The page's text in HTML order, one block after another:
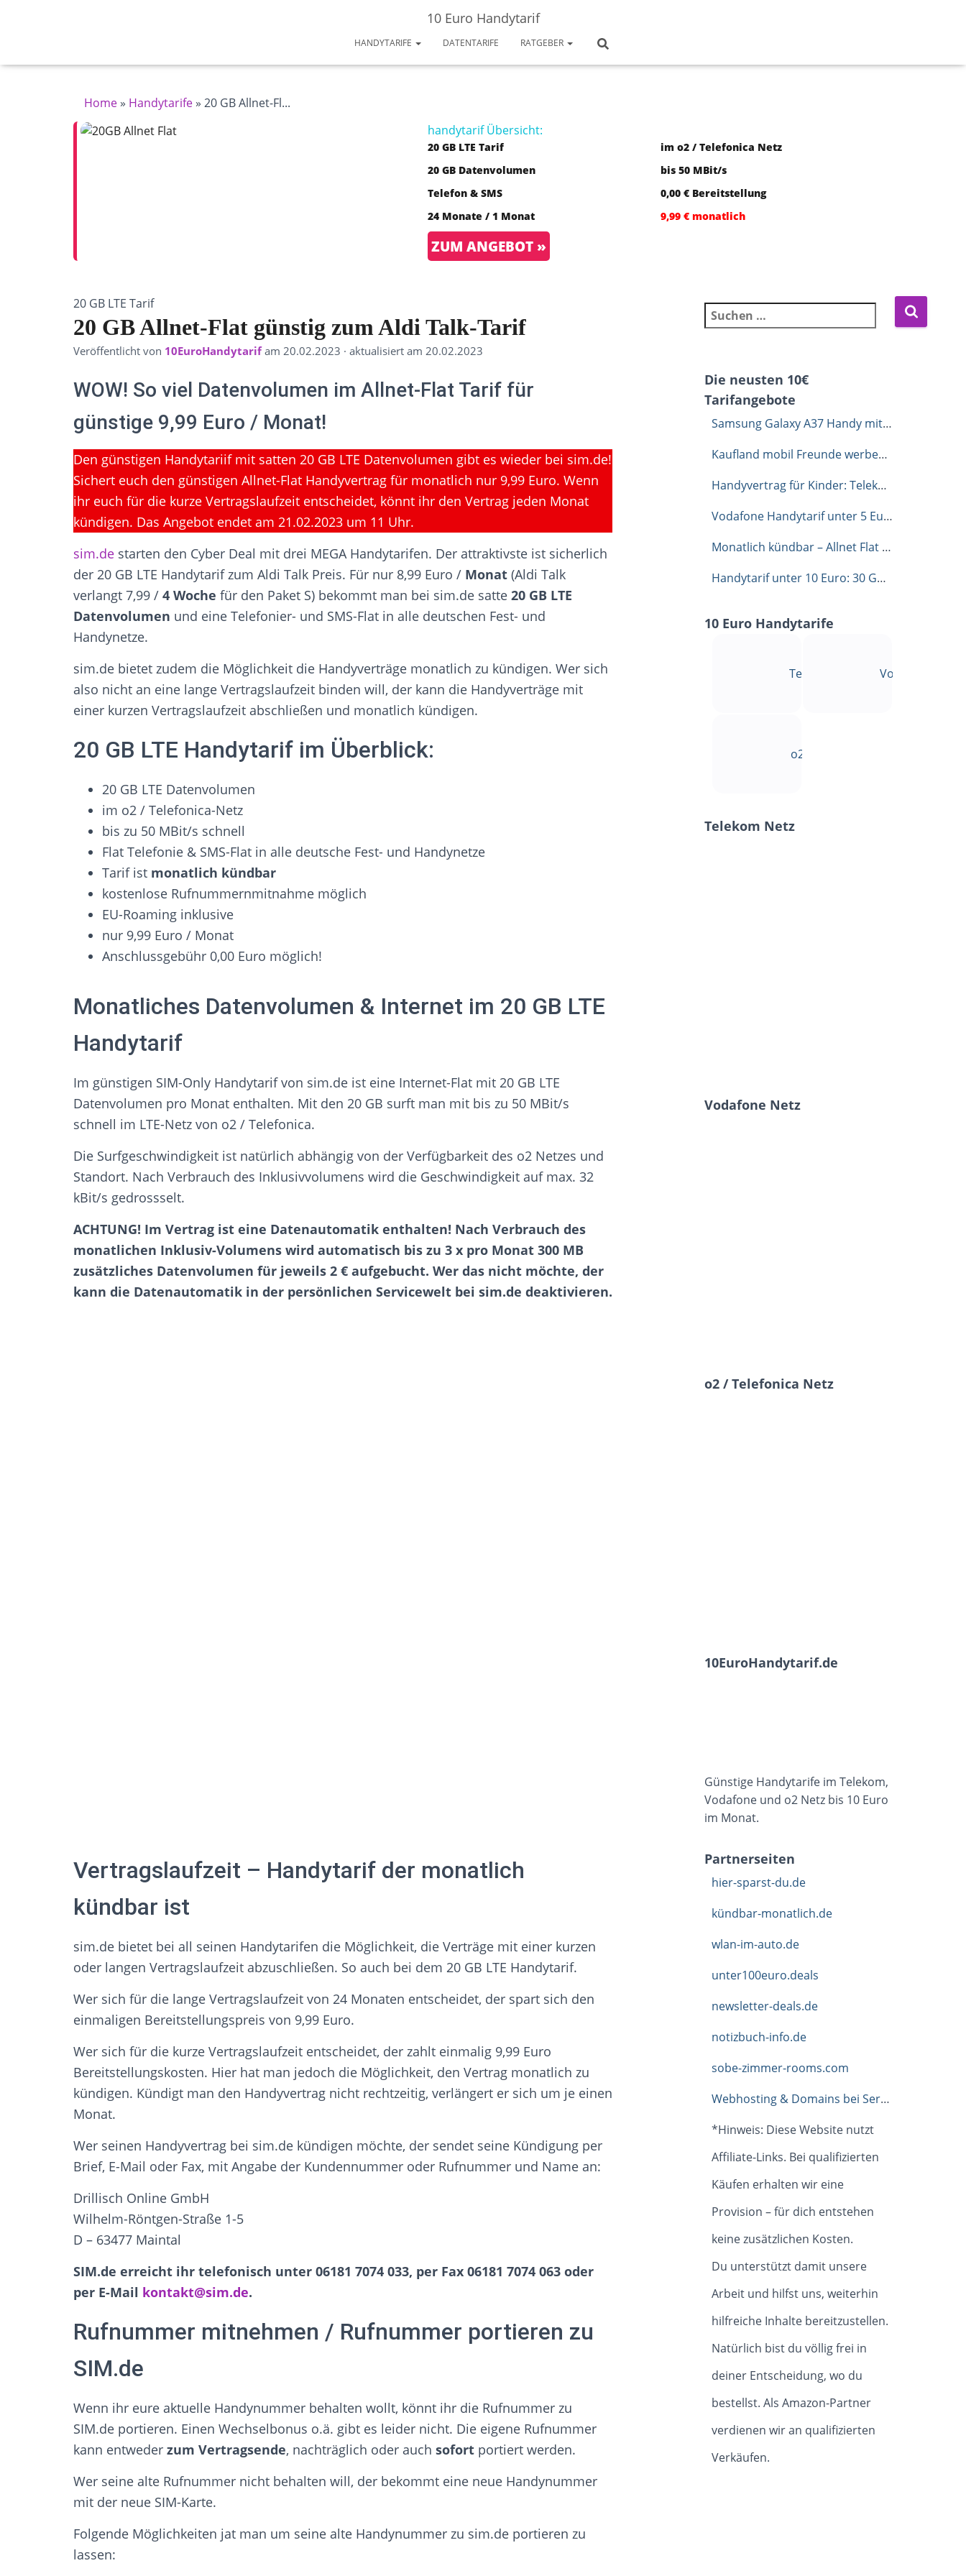
10 Euro Handytarif
HANDYTARIFE DATENTARIFE RATGEBER
Home » Handytarife » 20 GB Allnet-Fl...
handytarif Übersicht:
20 GB LTE Tarif
20 GB Datenvolumen
Telefon & SMS
24 Monate / 1 Monat
im o2 / Telefonica Netz
bis 50 MBit/s
0,00 € Bereitstellung
9,99 € monatlich
ZUM ANGEBOT »
20 GB LTE Tarif
20 GB Allnet-Flat günstig zum Aldi Talk-Tarif
Veröffentlicht von 10EuroHandytarifam 20.02.2023 · aktualisiert am 20.02.2023
WOW! So viel Datenvolumen im Allnet-Flat Tarif für
günstige 9,99 Euro / Monat!
Den günstigen Handytariif mit satten 20 GB LTE Datenvolumen gibt es wieder bei sim.de!
Sichert euch den günstigen Allnet-Flat Handyvertrag für monatlich nur 9,99 Euro. Wenn
ihr euch für die kurze Vertragslaufzeit entscheidet, könnt ihr den Vertrag jeden Monat
kündigen. Das Angebot endet am 21.02.2023 um 11 Uhr.
sim.de starten den Cyber Deal mit drei MEGA Handytarifen. Der attraktivste ist sicherlich
der 20 GB LTE Handytarif zum Aldi Talk Preis. Für nur 8,99 Euro / Monat (Aldi Talk
verlangt 7,99 / 4 Woche für den Paket S) bekommt man bei sim.de satte 20 GB LTE
Datenvolumen und eine Telefonier- und SMS-Flat in alle deutschen Fest- und
Handynetze.
sim.de bietet zudem die Möglichkeit die Handyverträge monatlich zu kündigen. Wer sich
also nicht an eine lange Vertragslaufzeit binden will, der kann die Handyverträge mit
einer kurzen Vertragslaufzeit abschließen und monatlich kündigen.
20 GB LTE Handytarif im Überblick:
20 GB LTE Datenvolumen
im o2 / Telefonica-Netz
bis zu 50 MBit/s schnell
Flat Telefonie & SMS-Flat in alle deutsche Fest- und Handynetze
Tarif ist monatlich kündbar
kostenlose Rufnummernmitnahme möglich
EU-Roaming inklusive
nur 9,99 Euro / Monat
Anschlussgebühr 0,00 Euro möglich!
Monatliches Datenvolumen & Internet im 20 GB LTE
Handytarif
Im günstigen SIM-Only Handytarif von sim.de ist eine Internet-Flat mit 20 GB LTE
Datenvolumen pro Monat enthalten. Mit den 20 GB surft man mit bis zu 50 MBit/s
schnell im LTE-Netz von o2 / Telefonica.
Die Surfgeschwindigkeit ist natürlich abhängig von der Verfügbarkeit des o2 Netzes und
Standort. Nach Verbrauch des Inklusivvolumens wird die Geschwindigkeit auf max. 32
kBit/s gedrossselt.
ACHTUNG! Im Vertrag ist eine Datenautomatik enthalten! Nach Verbrauch des
monatlichen Inklusiv-Volumens wird automatisch bis zu 3 x pro Monat 300 MB
zusätzliches Datenvolumen für jeweils 2 € aufgebucht. Wer das nicht möchte, der
kann die Datenautomatik in der persönlichen Servicewelt bei sim.de deaktivieren.
Vertragslaufzeit – Handytarif der monatlich
kündbar ist
sim.de bietet bei all seinen Handytarifen die Möglichkeit, die Verträge mit einer kurzen
oder langen Vertragslaufzeit abzuschließen. So auch bei dem 20 GB LTE Handytarif.
Wer sich für die lange Vertragslaufzeit von 24 Monaten entscheidet, der spart sich den
einmaligen Bereitstellungspreis von 9,99 Euro.
Wer sich für die kurze Vertragslaufzeit entscheidet, der zahlt einmalig 9,99 Euro
Bereitstellungskosten. Hier hat man jedoch die Möglichkeit, den Vertrag monatlich zu
kündigen. Kündigt man den Handyvertrag nicht rechtzeitig, verlängert er sich um je einen
Monat.
Wer seinen Handyvertrag bei sim.de kündigen möchte, der sendet seine Kündigung per
Brief, E-Mail oder Fax, mit Angabe der Kundennummer oder Rufnummer und Name an:
Drillisch Online GmbH
Wilhelm-Röntgen-Straße 1-5
D – 63477 Maintal
SIM.de erreicht ihr telefonisch unter 06181 7074 033, per Fax 06181 7074 063 oder
per E-Mail kontakt@sim.de.
Rufnummer mitnehmen / Rufnummer portieren zu
SIM.de
Wenn ihr eure aktuelle Handynummer behalten wollt, könnt ihr die Rufnummer zu
SIM.de portieren. Einen Wechselbonus o.ä. gibt es leider nicht. Die eigene Rufnummer
kann entweder zum Vertragsende, nachträglich oder auch sofort portiert werden.
Wer seine alte Rufnummer nicht behalten will, der bekommt eine neue Handynummer
mit der neue SIM-Karte.
Folgende Möglichkeiten jat man um seine alte Handynummer zu sim.de portieren zu
lassen:
Suchen nach:
Die neusten 10€
Tarifangebote
Samsung Galaxy A37 Handy mit Vertrag: 10 GB Allnet-Flat für 6,99 Euro im Monat
Kaufland mobil Freunde werben Freunde Code: Dauerhaft 1 GB extra sichern
Handyvertrag für Kinder: Telekom Handynetz unverbindlich testen mit congstar
Vodafone Handytarif unter 5 Euro Allnet-Flat mit 35 GB
Monatlich kündbar – Allnet Flat 40 GB im Vodafone-Netz für 9,99 €
Handytarif unter 10 Euro: 30 GB Allnet Flat im Telekom Netz für 9,99 €
10 Euro Handytarife
Telekom-Netz Vodafone-Netz
o2-Netz
Telekom Netz
Vodafone Netz
o2 / Telefonica Netz
10EuroHandytarif.de
Günstige Handytarife im Telekom,
Vodafone und o2 Netz bis 10 Euro
im Monat.
Partnerseiten
hier-sparst-du.de
kündbar-monatlich.de
wlan-im-auto.de
unter100euro.deals
newsletter-deals.de
notizbuch-info.de
sobe-zimmer-rooms.com
Webhosting & Domains bei Serverprofis
*Hinweis: Diese Website nutzt
Affiliate-Links. Bei qualifizierten
Käufen erhalten wir eine
Provision – für dich entstehen
keine zusätzlichen Kosten.
Du unterstützt damit unsere
Arbeit und hilfst uns, weiterhin
hilfreiche Inhalte bereitzustellen.
Natürlich bist du völlig frei in
deiner Entscheidung, wo du
bestellst. Als Amazon-Partner
verdienen wir an qualifizierten
Verkäufen.